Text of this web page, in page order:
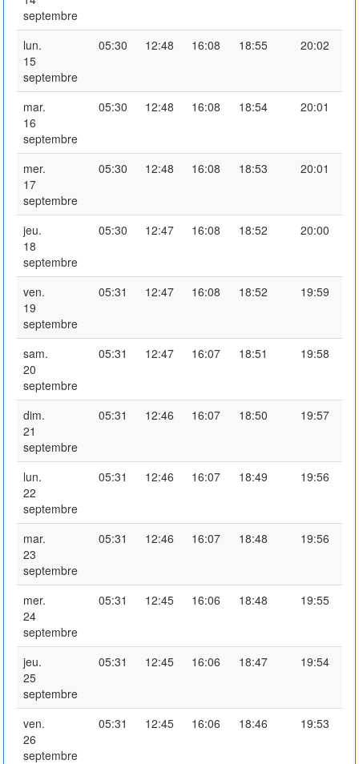
septembre
lun.
15
septembre
05:30 12:48 16:08 18:55 20:02
mar.
16
septembre
05:30 12:48 16:08 18:54 20:01
mer.
17
septembre
05:30 12:48 16:08 18:53 20:01
jeu.
18
septembre
05:30 12:47 16:08 18:52 20:00
ven.
19
septembre
05:31 12:47 16:08 18:52 19:59
sam.
20
septembre
05:31 12:47 16:07 18:51 19:58
dim.
21
septembre
05:31 12:46 16:07 18:50 19:57
lun.
22
septembre
05:31 12:46 16:07 18:49 19:56
mar.
23
septembre
05:31 12:46 16:07 18:48 19:56
mer.
24
septembre
05:31 12:45 16:06 18:48 19:55
jeu.
25
septembre
05:31 12:45 16:06 18:47 19:54
ven.
26
septembre
05:31 12:45 16:06 18:46 19:53